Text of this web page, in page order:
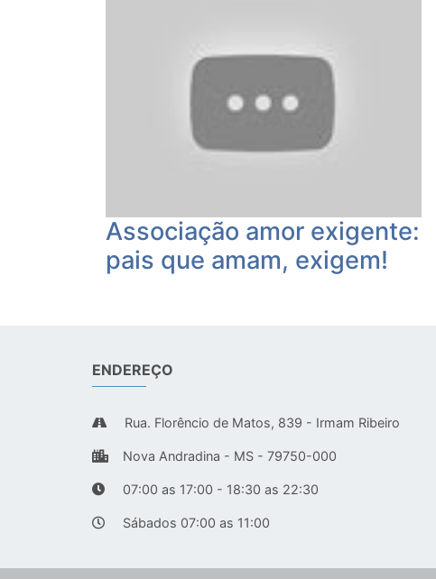
Associação amor exigente:
pais que amam, exigem!
ENDEREÇO
Rua. Florêncio de Matos, 839 - Irmam Ribeiro
Nova Andradina - MS - 79750-000
07:00 as 17:00 - 18:30 as 22:30
Sábados 07:00 as 11:00